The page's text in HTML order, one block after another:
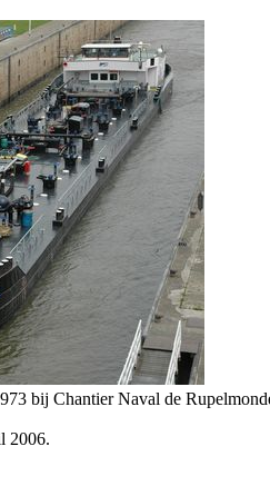
bij Chantier Naval de
2006.